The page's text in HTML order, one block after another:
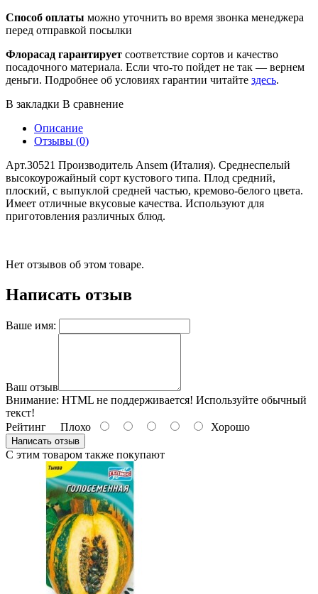
Способ оплаты можно уточнить во время звонка менеджера
перед отправкой посылки
Флорасад гарантирует соответствие сортов и качество
посадочного материала. Если что-то пойдет не так — вернем
деньги. Подробнее об условиях гарантии читайте здесь.
В закладки В сравнение
Описание
Отзывы (0)
Арт.30521 Производитель Ansem (Италия). Среднеспелый
высокоурожайный сорт кустового типа. Плод средний,
плоский, с выпуклой средней частью, кремово-белого цвета.
Имеет отличные вкусовые качества. Используют для
приготовления различных блюд.
Нет отзывов об этом товаре.
Написать отзыв
Ваше имя:
Ваш отзыв
Внимание: HTML не поддерживается! Используйте обычный
текст!
Рейтинг Плохо Хорошо
Написать отзыв
С этим товаром также покупают